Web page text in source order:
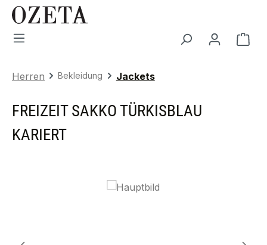
Zum Hauptinhalt springen
Herren Bekleidung Jackets
FREIZEIT SAKKO TÜRKISBLAU
KARIERT
Bildergalerie überspringen